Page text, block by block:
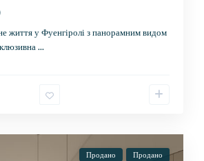
життя у Фуенгіролі з панорамним видом
...
Продано Продано